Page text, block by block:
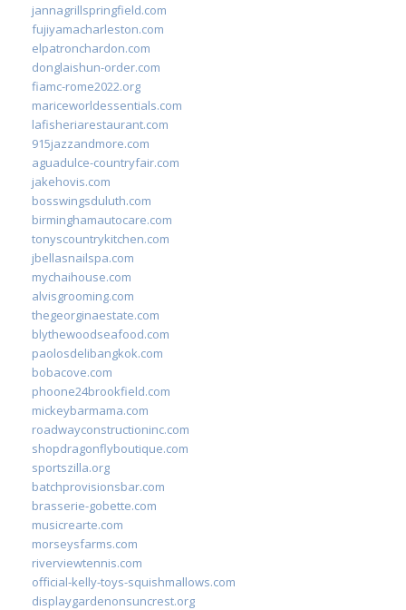
jannagrillspringfield.com
fujiyamacharleston.com
elpatronchardon.com
donglaishun-order.com
fiamc-rome2022.org
mariceworldessentials.com
lafisheriarestaurant.com
915jazzandmore.com
aguadulce-countryfair.com
jakehovis.com
bosswingsduluth.com
birminghamautocare.com
tonyscountrykitchen.com
jbellasnailspa.com
mychaihouse.com
alvisgrooming.com
thegeorginaestate.com
blythewoodseafood.com
paolosdelibangkok.com
bobacove.com
phoone24brookfield.com
mickeybarmama.com
roadwayconstructioninc.com
shopdragonflyboutique.com
sportszilla.org
batchprovisionsbar.com
brasserie-gobette.com
musicrearte.com
morseysfarms.com
riverviewtennis.com
official-kelly-toys-squishmallows.com
displaygardenonsuncrest.org